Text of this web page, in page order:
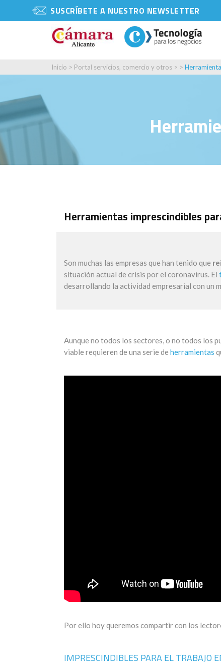
SUSCRÍBETE A NUESTRO NEWSLETTER
Inicio > Portal servicios, comercio y otros > >
Herramientas imprescindibles
Son muchas las empresas que han tenido que
situación actual de crisis por el coronavirus. El
desarrollando la actividad empresarial con un
Aunque no todos los sectores, o no todos los
viable requieren de una serie de herramientas
Por ello hoy queremos compartir con los
IMPRESCINDIBLES PARA EL TRABAJO